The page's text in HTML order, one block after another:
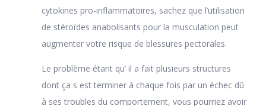
cytokines pro-inflammatoires, sachez que l’utilisation
de stéroïdes anabolisants pour la musculation peut
augmenter votre risque de blessures pectorales.
Le problème étant qu’ il a fait plusieurs structures
dont ça s est terminer à chaque fois par un échec dû
à ses troubles du comportement, vous pourriez avoir